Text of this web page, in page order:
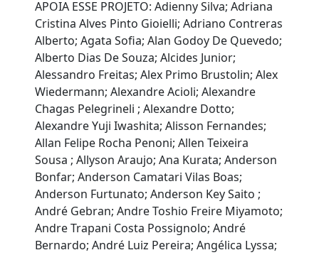
APOIA ESSE PROJETO: Adienny Silva; Adriana
Cristina Alves Pinto Gioielli; Adriano Contreras
Alberto; Agata Sofia; Alan Godoy De Quevedo;
Alberto Dias De Souza; Alcides Junior;
Alessandro Freitas; Alex Primo Brustolin; Alex
Wiedermann; Alexandre Acioli; Alexandre
Chagas Pelegrineli ; Alexandre Dotto;
Alexandre Yuji Iwashita; Alisson Fernandes;
Allan Felipe Rocha Penoni; Allen Teixeira
Sousa ; Allyson Araujo; Ana Kurata; Anderson
Bonfar; Anderson Camatari Vilas Boas;
Anderson Furtunato; Anderson Key Saito ;
André Gebran; Andre Toshio Freire Miyamoto;
Andre Trapani Costa Possignolo; André
Bernardo; André Luiz Pereira; Angélica Lyssa;